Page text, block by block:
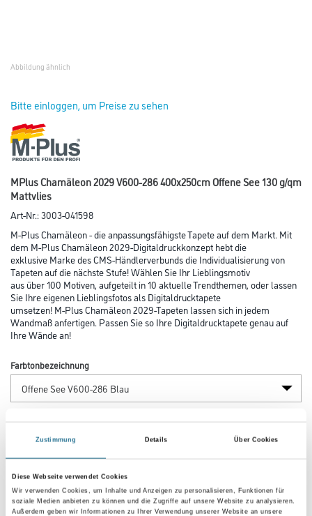
Zustimmung Details Über Cookies
Diese Webseite verwendet Cookies
Wir verwenden Cookies, um Inhalte und Anzeigen zu personalisieren, Funktionen für
soziale Medien anbieten zu können und die Zugriffe auf unsere Website zu analysieren.
Außerdem geben wir Informationen zu Ihrer Verwendung unserer Website an unsere
Abbildung ähnlich
Bitte einloggen, um Preise zu sehen
MPlus Chamäleon 2029 V600-286 400x250cm Offene See 130 g/qm
Mattvlies
Art-Nr.:3003-041598
M-Plus Chamäleon - die anpassungsfähigste Tapete auf dem Markt. Mit
dem M-Plus Chamäleon 2029-Digitaldruckkonzept hebt die
exklusive Marke des CMS-Händlerverbunds die Individualisierung von
Tapeten auf die nächste Stufe! Wählen Sie Ihr Lieblingsmotiv
aus über 100 Motiven, aufgeteilt in 10 aktuelle Trendthemen, oder lassen
Sie Ihre eigenen Lieblingsfotos als Digitaldrucktapete
umsetzen! M-Plus Chamäleon 2029-Tapeten lassen sich in jedem
Wandmaß anfertigen. Passen Sie so Ihre Digitaldrucktapete genau auf
Ihre Wände an!
Farbtonbezeichnung
Länge in centimeter
Breite in centimeter